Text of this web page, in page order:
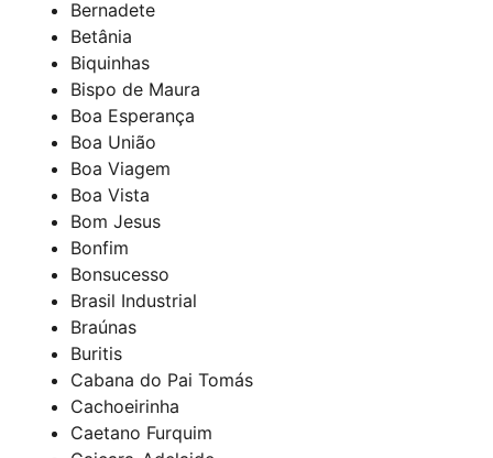
Bernadete
Betânia
Biquinhas
Bispo de Maura
Boa Esperança
Boa União
Boa Viagem
Boa Vista
Bom Jesus
Bonfim
Bonsucesso
Brasil Industrial
Braúnas
Buritis
Cabana do Pai Tomás
Cachoeirinha
Caetano Furquim